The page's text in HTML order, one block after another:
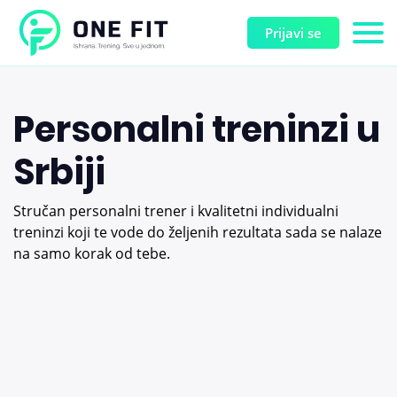
Prijavi se
Personalni treninzi u
Srbiji
Stručan personalni trener i kvalitetni individualni
treninzi koji te vode do željenih rezultata sada se nalaze
na samo korak od tebe.